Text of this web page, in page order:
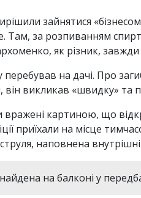
зайнятися
за розпиванням
як різник,
перебував на дачі. Про
викликав «швидку» та
вражені картиною, що
приїхали на місце
наповнена
на балконі у